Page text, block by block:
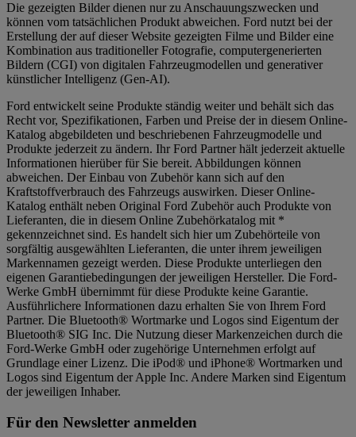
Die gezeigten Bilder dienen nur zu Anschauungszwecken und
können vom tatsächlichen Produkt abweichen. Ford nutzt bei der
Erstellung der auf dieser Website gezeigten Filme und Bilder eine
Kombination aus traditioneller Fotografie, computergenerierten
Bildern (CGI) von digitalen Fahrzeugmodellen und generativer
künstlicher Intelligenz (Gen-AI).
Ford entwickelt seine Produkte ständig weiter und behält sich das
Recht vor, Spezifikationen, Farben und Preise der in diesem Online-
Katalog abgebildeten und beschriebenen Fahrzeugmodelle und
Produkte jederzeit zu ändern. Ihr Ford Partner hält jederzeit aktuelle
Informationen hierüber für Sie bereit. Abbildungen können
abweichen. Der Einbau von Zubehör kann sich auf den
Kraftstoffverbrauch des Fahrzeugs auswirken. Dieser Online-
Katalog enthält neben Original Ford Zubehör auch Produkte von
Lieferanten, die in diesem Online Zubehörkatalog mit *
gekennzeichnet sind. Es handelt sich hier um Zubehörteile von
sorgfältig ausgewählten Lieferanten, die unter ihrem jeweiligen
Markennamen gezeigt werden. Diese Produkte unterliegen den
eigenen Garantiebedingungen der jeweiligen Hersteller. Die Ford-
Werke GmbH übernimmt für diese Produkte keine Garantie.
Ausführlichere Informationen dazu erhalten Sie von Ihrem Ford
Partner. Die Bluetooth® Wortmarke und Logos sind Eigentum der
Bluetooth® SIG Inc. Die Nutzung dieser Markenzeichen durch die
Ford-Werke GmbH oder zugehörige Unternehmen erfolgt auf
Grundlage einer Lizenz. Die iPod® und iPhone® Wortmarken und
Logos sind Eigentum der Apple Inc. Andere Marken sind Eigentum
der jeweiligen Inhaber.
Für den Newsletter anmelden